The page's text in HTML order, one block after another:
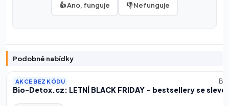
👍 Ano, funguje 👎 Nefunguje
Podobné nabídky
AKCE BEZ KÓDU
Bio-Detox.cz: LETNÍ BLACK FRIDAY – bestsellery se